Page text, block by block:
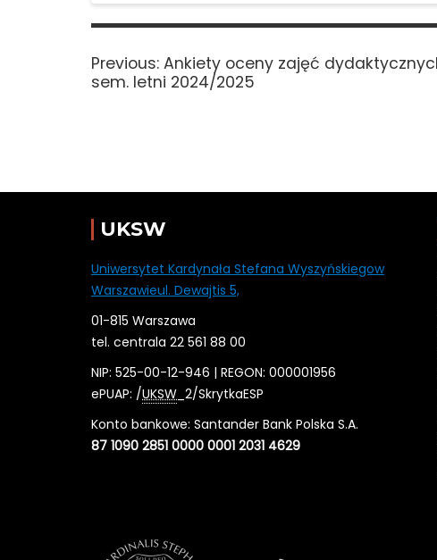
Nawigacja
Previous: Previous
post:
Ankiety oceny zajęć
sem. letni 2024/2025
UKSW
Uniwersytet Kardynała Stefana Wyszyńskiegow
Warszawieul. Dewajtis 5,
01-815 Warszawa
tel. centrala 22 561 88 00
NIP: 525-00-12-946 | REGON: 000001956
ePUAP: /UKSW _2/SkrytkaESP
Konto bankowe: Santander Bank Polska S.A.
87 1090 2851 0000 0001 2031 4629